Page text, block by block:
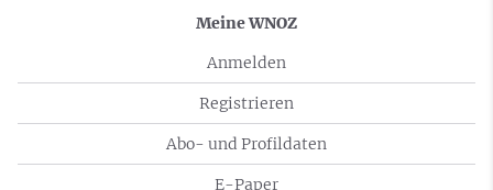
Meine WNOZ
Anmelden
Registrieren
Abo- und Profildaten
E-Paper